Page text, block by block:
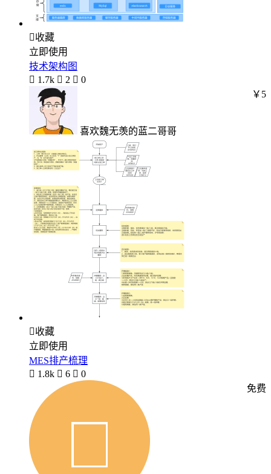
收藏
立即使用
技术架构图
 1.7k  2  0
喜欢魏无羡的蓝二哥哥
￥5
收藏
立即使用
MES排产梳理
 1.8k  6  0
免费